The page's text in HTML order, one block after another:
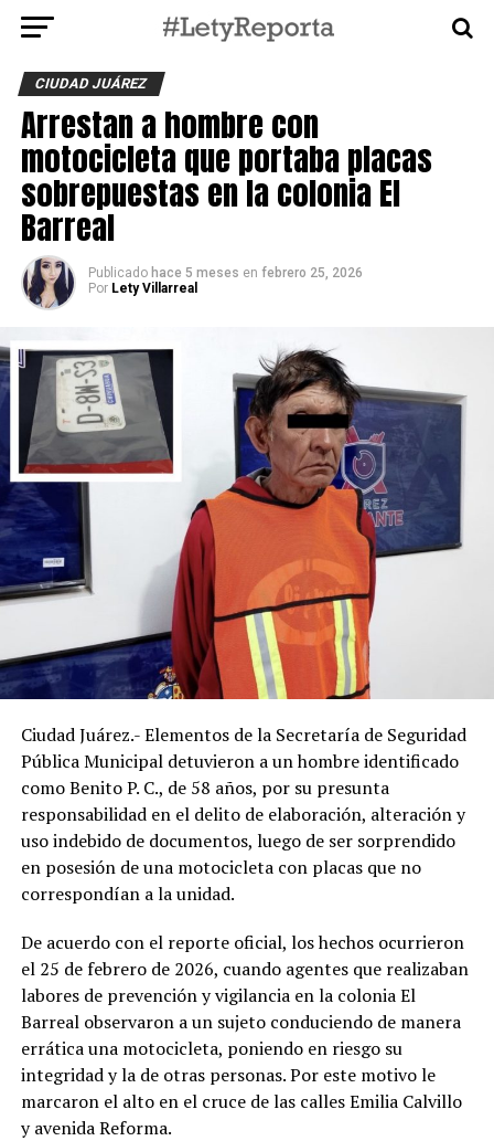
CIUDAD JUÁREZ
Arrestan a hombre con
motocicleta que portaba placas
sobrepuestas en la colonia El
Barreal
Publicado hace 5 meses en febrero 25, 2026
Por Lety Villarreal
Ciudad Juárez.- Elementos de la Secretaría de Seguridad
Pública Municipal detuvieron a un hombre identificado
como Benito P. C., de 58 años, por su presunta
responsabilidad en el delito de elaboración, alteración y
uso indebido de documentos, luego de ser sorprendido
en posesión de una motocicleta con placas que no
correspondían a la unidad.
De acuerdo con el reporte oficial, los hechos ocurrieron
el 25 de febrero de 2026, cuando agentes que realizaban
labores de prevención y vigilancia en la colonia El
Barreal observaron a un sujeto conduciendo de manera
errática una motocicleta, poniendo en riesgo su
integridad y la de otras personas. Por este motivo le
marcaron el alto en el cruce de las calles Emilia Calvillo
y avenida Reforma.